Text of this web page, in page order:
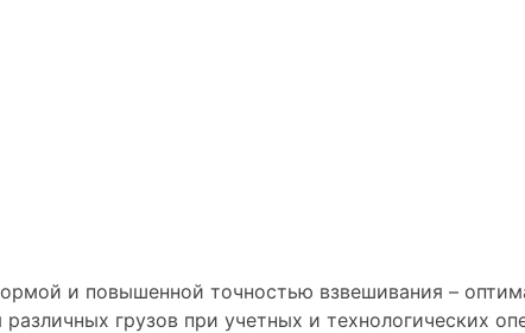
и повышенной точностью взвешивания –
грузов при учетных и технологических